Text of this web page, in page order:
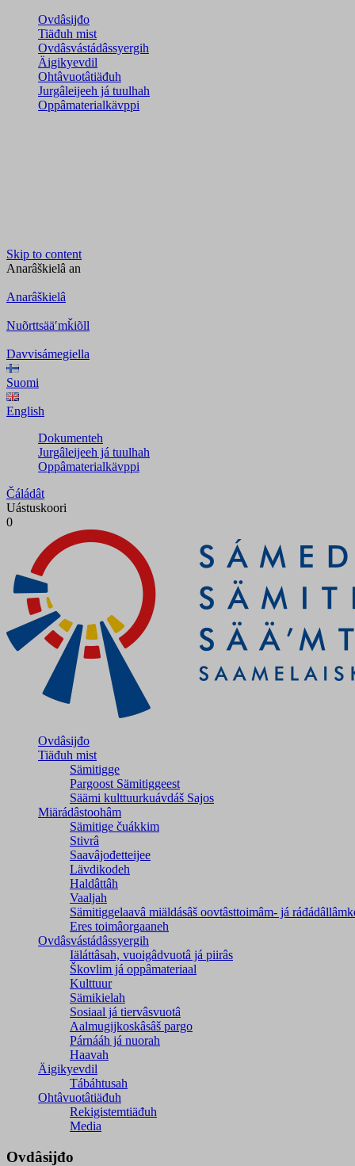
Ovdâsijđo
Tiäđuh mist
Ovdâsvástádâssyergih
Äigikyevdil
Ohtâvuotâtiäđuh
Jurgâleijeeh já tuulhah
Oppâmaterialkävppi
Skip to content
Anarâškielâ an
Anarâškielâ
Nuõrttsääʹmǩiõll
Davvisámegiella
Suomi
English
Dokumenteh
Jurgâleijeeh já tuulhah
Oppâmaterialkävppi
Čáládât
Uástuskoori
0
Ovdâsijđo
Tiäđuh mist
Sämitigge
Pargoost Sämitiggeest
Säämi kulttuurkuávdáš Sajos
Miärádâstoohâm
Sämitige čuákkim
Stivrâ
Saavâjođetteijee
Lävdikodeh
Haldâttâh
Vaaljah
Sämitiggelaavâ miäldásâš oovtâsttoimâm- já
Eres toimâorgaaneh
Ovdâsvástádâssyergih
Iäláttâsah, vuoigâdvuotâ já piirâs
Škovlim já oppâmateriaal
Kulttuur
Sämikielah
Sosiaal já tiervâsvuotâ
Aalmugijkoskâsâš pargo
Párnááh já nuorah
Haavah
Äigikyevdil
Tábáhtusah
Ohtâvuotâtiäđuh
Rekigistemtiäđuh
Media
Ovdâsijđo